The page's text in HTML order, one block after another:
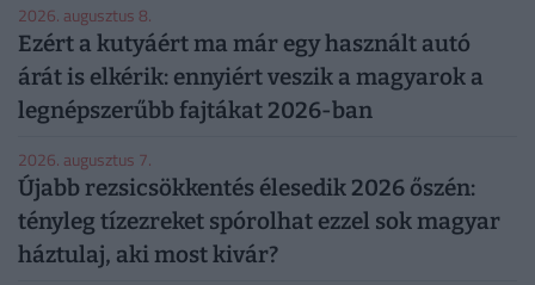
2026. augusztus 8.
Ezért a kutyáért ma már egy használt autó
árát is elkérik: ennyiért veszik a magyarok a
legnépszerűbb fajtákat 2026-ban
2026. augusztus 7.
Újabb rezsicsökkentés élesedik 2026 őszén:
tényleg tízezreket spórolhat ezzel sok magyar
háztulaj, aki most kivár?